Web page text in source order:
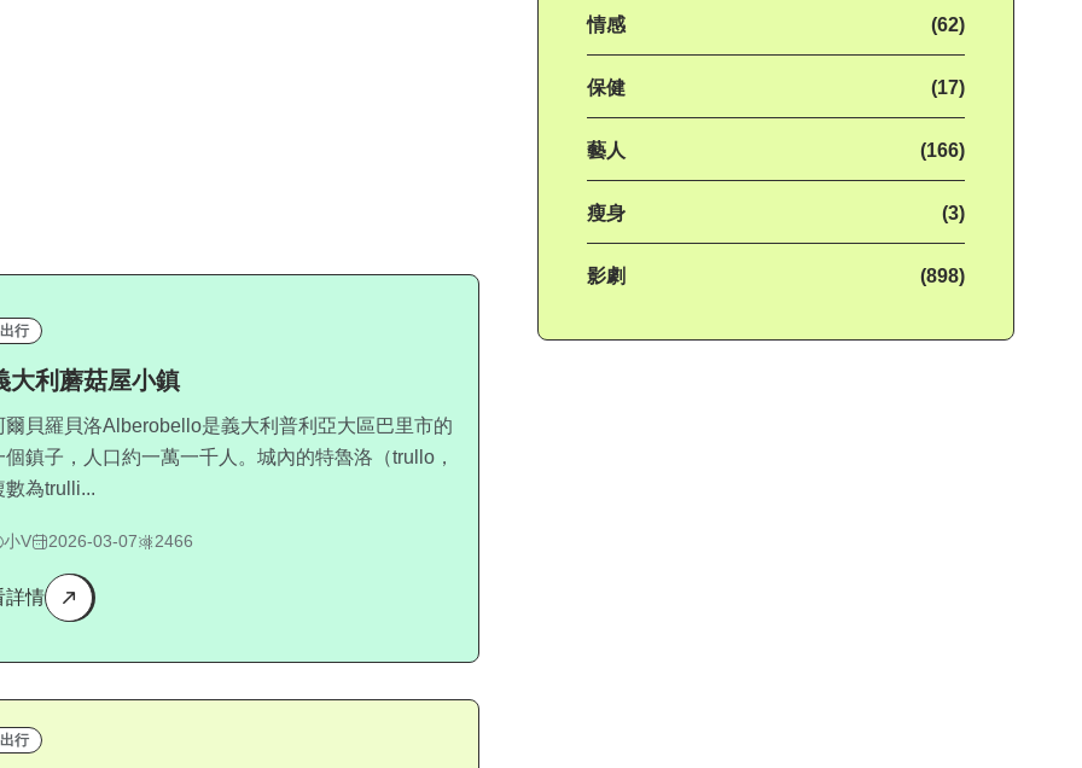
出行
大利蘑菇屋小鎮
爾貝羅貝洛Alberobello是義大利普利亞大區巴里市的
個鎮子，人口約一萬一千人。城內的特魯洛（trullo，
數為trulli...
小V 2026-03-07 2466
詳情
出行
情感 (62)
保健 (17)
藝人 (166)
瘦身 (3)
影劇 (898)